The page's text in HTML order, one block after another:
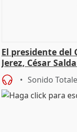
El presidente del
Jerez, César
Sonido